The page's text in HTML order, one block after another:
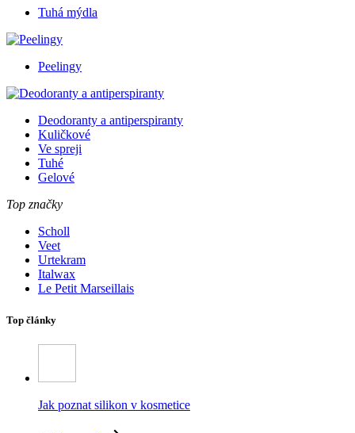
Tuhá mýdla
Peelingy
Deodoranty a antiperspiranty
Kuličkové
Ve spreji
Tuhé
Gelové
Top značky
Scholl
Veet
Urtekram
Italwax
Le Petit Marseillais
Top články
Jak poznat silikon v kosmetice